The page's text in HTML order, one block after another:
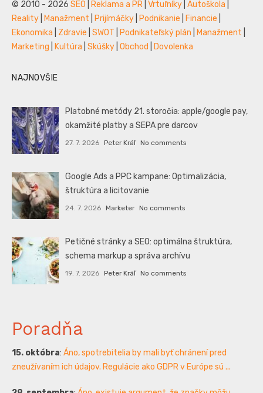
© 2010 - 2026 SEO Reklama a PR Vrtuľníky Autoškola
Reality
Manažment Prijímáčky Podnikanie Financie
Ekonomika
Zdravie SWOT Podnikateľský plán Manažment
Marketing
Kultúra Skúšky Obchod Dovolenka
NAJNOVŠIE
Platobné metódy 21. storočia: apple/google pay,
okamžité platby a SEPA pre darcov
27. 7. 2026 Peter Kráľ No comments
Google Ads a PPC kampane: Optimalizácia,
štruktúra a licitovanie
24. 7. 2026 Marketer No comments
Petičné stránky a SEO: optimálna štruktúra,
schema markup a správa archívu
19. 7. 2026 Peter Kráľ No comments
Poradňa
15. októbra: Áno, spotrebitelia by mali byť chránení pred
zneužívaním ich údajov. Regulácie ako GDPR v Európe sú ...